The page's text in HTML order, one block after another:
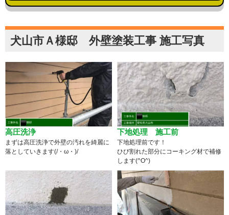
犬山市Ａ様邸 外壁塗装工事 施工写真
高圧洗浄
まずは高圧洗浄で外壁の汚れを綺麗に
落としていきます(/・ω・)/
下地処理 施工前
下地処理前です！
ひび割れた部分にコーキング材で補修
します(^O^)